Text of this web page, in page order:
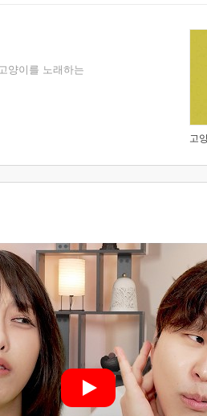
양이를 노래하는
고